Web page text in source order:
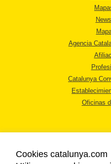
Agencia
Catalunya
Oficinas
Cookies catalunya.com